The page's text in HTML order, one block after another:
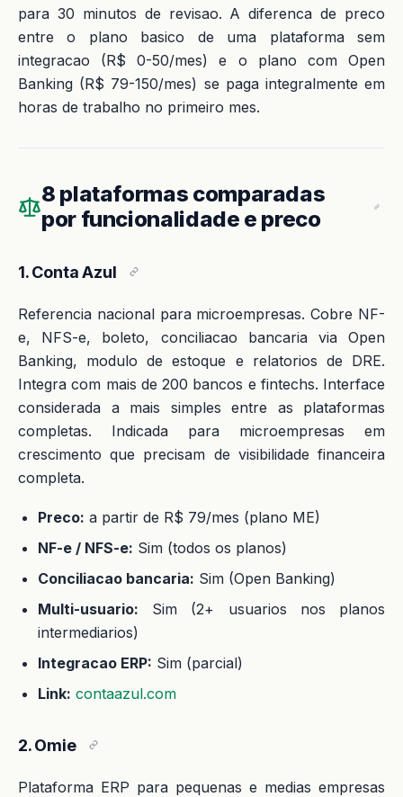
para 30 minutos de revisao. A diferenca de preco
entre o plano basico de uma plataforma sem
integracao (R$ 0-50/mes) e o plano com Open
Banking (R$ 79-150/mes) se paga integralmente em
horas de trabalho no primeiro mes.
8 plataformas comparadas
por funcionalidade e preco
1. Conta Azul
Referencia nacional para microempresas. Cobre NF-
e, NFS-e, boleto, conciliacao bancaria via Open
Banking, modulo de estoque e relatorios de DRE.
Integra com mais de 200 bancos e fintechs. Interface
considerada a mais simples entre as plataformas
completas. Indicada para microempresas em
crescimento que precisam de visibilidade financeira
completa.
Preco: a partir de R$ 79/mes (plano ME)
NF-e / NFS-e: Sim (todos os planos)
Conciliacao bancaria: Sim (Open Banking)
Multi-usuario: Sim (2+ usuarios nos planos
intermediarios)
Integracao ERP: Sim (parcial)
Link: contaazul.com
2. Omie
Plataforma ERP para pequenas e medias empresas